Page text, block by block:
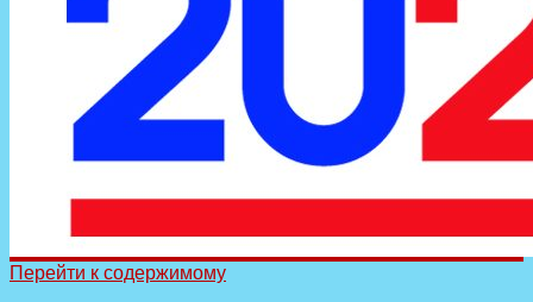
Перейти к содержимому